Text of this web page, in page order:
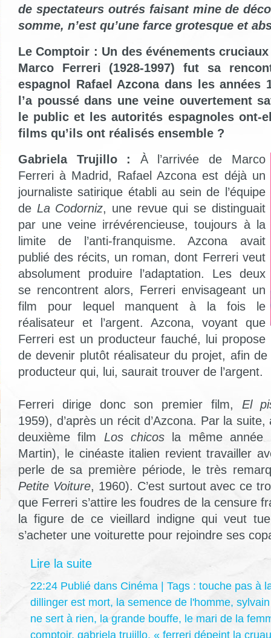
de spectateurs outrés faisant mine de
somme, n’est qu’une farce grotesque et
Le Comptoir : Un des événements
Marco Ferreri (1928-1997) fut sa
espagnol Rafael Azcona dans les années
l’a poussé dans une veine ouvertement
le public et les autorités espagnoles ont-
films qu’ils ont réalisés ensemble ?
Gabriela Trujillo :
À l’arrivée de Marco
Ferreri à Madrid, Rafael Azcona est déjà un
journaliste satirique établi au sein de l’équipe
de La Codorniz, une revue qui se distinguait
par une veine irrévérencieuse, toujours à la
limite de l’anti-franquisme. Azcona avait
publié des récits, un roman, dont Ferreri veut
absolument produire l’adaptation. Les deux
se rencontrent alors, Ferreri envisageant un
film pour lequel manquent à la fois le
réalisateur et l’argent. Azcona, voyant que
Ferreri est un producteur fauché, lui propose
de devenir plutôt réalisateur du projet, afin
producteur qui, lui, saurait trouver de l’argent.
Ferreri dirige donc son premier film, El
1959), d’après un récit d’Azcona. Par la suite,
deuxième film Los chicos la même année
Martin), le cinéaste italien revient travailler
perle de sa première période, le très
Petite Voiture, 1960). C’est surtout avec ce
que Ferreri s’attire les foudres de la censure
la figure de ce vieillard indigne qui veut
s’acheter une voiturette pour rejoindre ses
Lire la suite
22:24 Publié dans Cinéma | Tags : touche pas à
dillinger est mort, la semence de l'homme,
ne sert à rien, la grande bouffe, le mari de la
comptoir, gabriela trujillo, « ferreri dépeint la